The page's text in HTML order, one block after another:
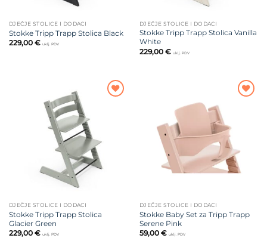
DJEČJE STOLICE I DODACI
Stokke Tripp Trapp Stolica Black
229,00 € uklj. PDV
DJEČJE STOLICE I DODACI
Stokke Tripp Trapp Stolica Vanilla
White
229,00 € uklj. PDV
DJEČJE STOLICE I DODACI
Stokke Tripp Trapp Stolica
Glacier Green
229,00 € uklj. PDV
DJEČJE STOLICE I DODACI
Stokke Baby Set za Tripp Trapp
Serene Pink
59,00 € uklj. PDV